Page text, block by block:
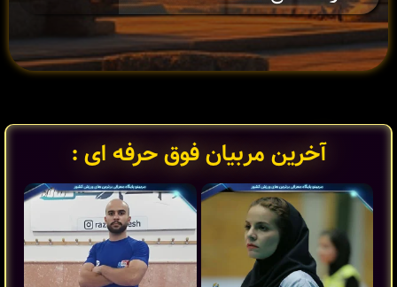
آخرین مربیان فوق حرفه ای :